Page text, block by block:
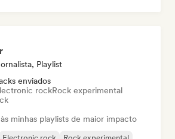
Playlist
enviados
rockRock experimental
minhas playlists de maior impacto